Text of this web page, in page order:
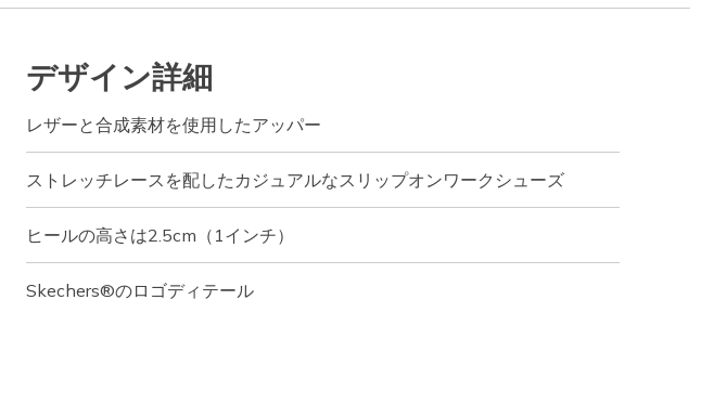
デザイン詳細
レザーと合成素材を使用したアッパー
ストレッチレースを配したカジュアルなスリップオンワークシューズ
ヒールの高さは2.5cm（1インチ）
Skechers®のロゴディテール